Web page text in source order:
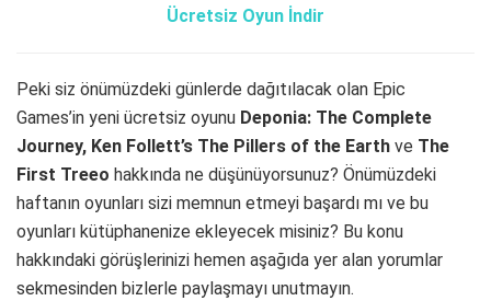
Ücretsiz Oyun İndir
Peki siz önümüzdeki günlerde dağıtılacak olan Epic
Games’in yeni ücretsiz oyunu Deponia: The Complete
Journey, Ken Follett’s The Pillers of the Earth ve The
First Treeo hakkında ne düşünüyorsunuz? Önümüzdeki
haftanın oyunları sizi memnun etmeyi başardı mı ve bu
oyunları kütüphanenize ekleyecek misiniz? Bu konu
hakkındaki görüşlerinizi hemen aşağıda yer alan yorumlar
sekmesinden bizlerle paylaşmayı unutmayın.